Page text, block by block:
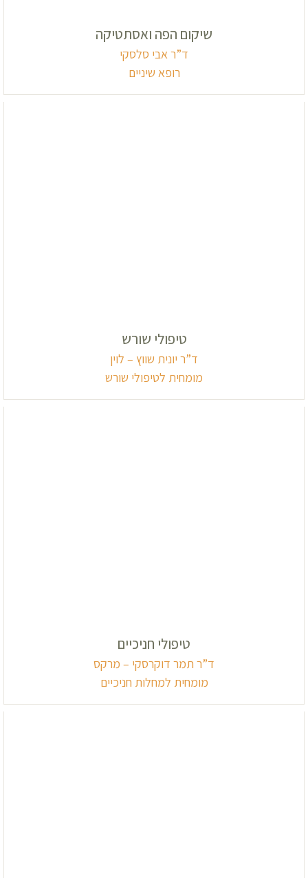
שיקום הפה ואסתטיקה
ד”ר אבי סלסקי
רופא שיניים
טיפולי שורש
ד”ר יונית שווץ – לוין
מומחית לטיפולי שורש
טיפולי חניכיים
ד”ר תמר דוקרסקי – מרקס
מומחית למחלות חניכיים